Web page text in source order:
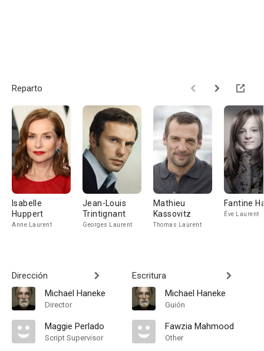
Reparto
Isabelle
Huppert
Anne Laurent
Jean-Louis
Trintignant
Georges Laurent
Mathieu
Kassovitz
Thomas Laurent
Fantine
Éve Laurent
Dirección
Michael Haneke
Director
Maggie Perlado
Script Supervisor
Escritura
Michael Haneke
Guión
Fawzia Mahmood
Other